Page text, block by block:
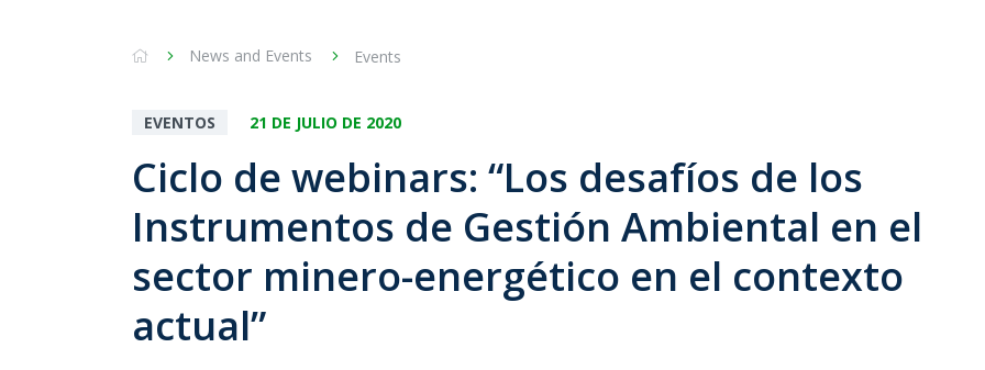
News and Events Events
EVENTOS 21 DE JULIO DE 2020
Ciclo de webinars: “Los desafíos de los
Instrumentos de Gestión Ambiental en el
sector minero-energético en el contexto
actual”